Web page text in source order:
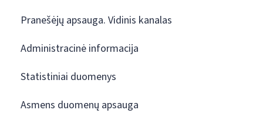
Pranešėjų apsauga. Vidinis kanalas
Administracinė informacija
Statistiniai duomenys
Asmens duomenų apsauga